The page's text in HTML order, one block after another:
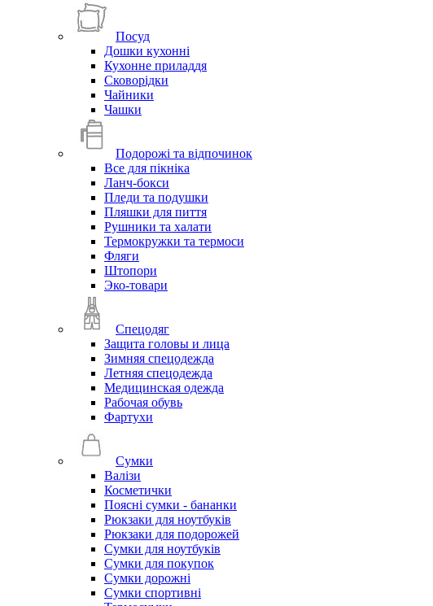
Посуд
Дошки кухонні
Кухонне приладдя
Сковорідки
Чайники
Чашки
Подорожі та відпочинок
Все для пікніка
Ланч-бокси
Пледи та подушки
Пляшки для пиття
Рушники та халати
Термокружки та термоси
Фляги
Штопори
Эко-товари
Спецодяг
Защита головы и лица
Зимняя спецодежда
Летняя спецодежда
Медицинская одежда
Рабочая обувь
Фартухи
Сумки
Валізи
Косметички
Поясні сумки - бананки
Рюкзаки для ноутбуків
Рюкзаки для подорожей
Сумки для ноутбуків
Сумки для покупок
Сумки дорожні
Сумки спортивні